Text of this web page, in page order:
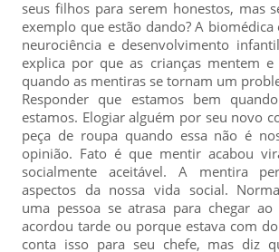
seus filhos para serem honestos, mas
exemplo que estão dando? A biomédica
neurociência e desenvolvimento
explica por que as crianças mentem
quando as mentiras se tornam um
Responder que estamos bem
estamos. Elogiar alguém por seu novo
peça de roupa quando essa não é
opinião. Fato é que mentir acabou
socialmente aceitável. A mentira
aspectos da nossa vida social.
uma pessoa se atrasa para chegar
acordou tarde ou porque estava com
conta isso para seu chefe, mas diz